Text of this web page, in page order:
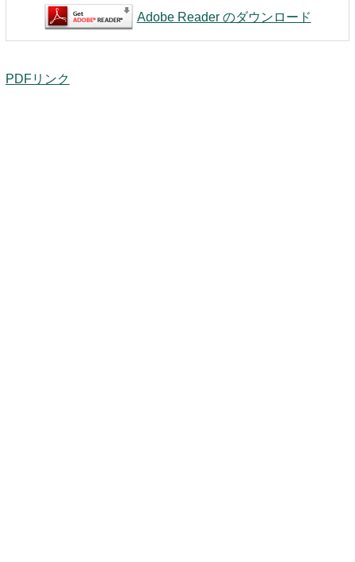
Adobe Reader のダウンロード
PDFリンク